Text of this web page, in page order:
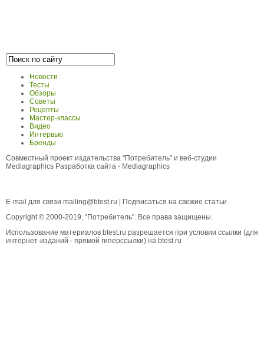
Новости
Тесты
Обзоры
Советы
Рецепты
Мастер-классы
Видео
Интервью
Бренды
Совместный проект издательства "Потребитель" и веб-студии
Mediagraphics Разработка сайта - Mediagraphics
E-mail для связи mailing@btest.ru
Подписаться на свежие статьи
Copyright © 2000-2019, "Потребитель". Все права защищены.
Использование материалов btest.ru разрешается при условии ссылки (для
интернет-изданий - прямой гиперссылки) на btest.ru